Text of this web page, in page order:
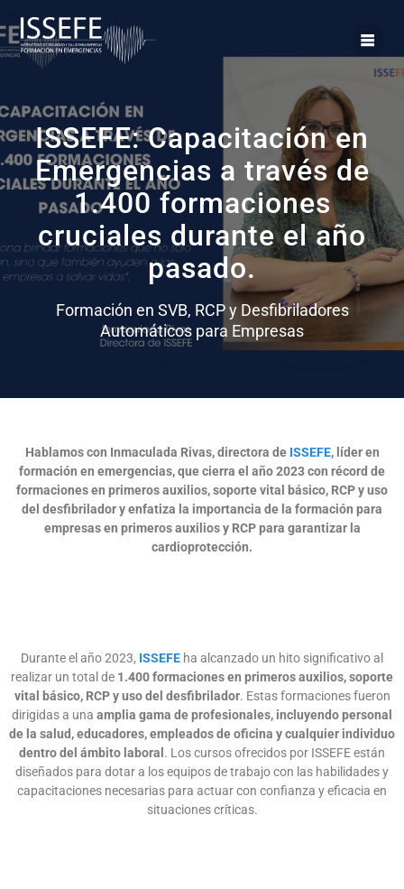
ISSEFE: Capacitación en
Emergencias a través de
1.400 formaciones
cruciales durante el año
pasado.
Formación en SVB, RCP y Desfibriladores
Automáticos para Empresas
Hablamos con Inmaculada Rivas, directora de ISSEFE, líder en
formación en emergencias, que cierra el año 2023 con récord de
formaciones en primeros auxilios, soporte vital básico, RCP y uso
del desfibrilador y enfatiza la importancia de la formación para
empresas en primeros auxilios y RCP para garantizar la
cardioprotección.
Durante el año 2023, ISSEFE ha alcanzado un hito significativo al
realizar un total de 1.400 formaciones en primeros auxilios, soporte
vital básico, RCP y uso del desfibrilador. Estas formaciones fueron
dirigidas a una amplia gama de profesionales, incluyendo personal
de la salud, educadores, empleados de oficina y cualquier individuo
dentro del ámbito laboral. Los cursos ofrecidos por ISSEFE están
diseñados para dotar a los equipos de trabajo con las habilidades y
capacitaciones necesarias para actuar con confianza y eficacia en
situaciones críticas.